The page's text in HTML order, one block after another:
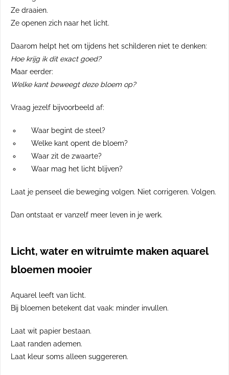
Ze draaien.
Ze openen zich naar het licht.
Daarom helpt het om tijdens het schilderen niet te denken:
Hoe krijg ik dit exact goed?
Maar eerder:
Welke kant beweegt deze bloem op?
Vraag jezelf bijvoorbeeld af:
Waar begint de steel?
Welke kant opent de bloem?
Waar zit de zwaarte?
Waar mag het licht blijven?
Laat je penseel die beweging volgen. Niet corrigeren. Volgen.
Dan ontstaat er vanzelf meer leven in je werk.
Licht, water en witruimte maken aquarel
bloemen mooier
Aquarel leeft van licht.
Bij bloemen betekent dat vaak: minder invullen.
Laat wit papier bestaan.
Laat randen ademen.
Laat kleur soms alleen suggereren.